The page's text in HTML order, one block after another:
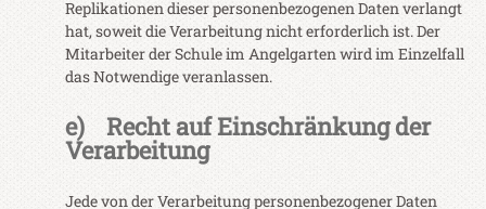
Replikationen dieser personenbezogenen Daten verlangt
hat, soweit die Verarbeitung nicht erforderlich ist. Der
Mitarbeiter der Schule im Angelgarten wird im Einzelfall
das Notwendige veranlassen.
e) Recht auf Einschränkung der
Verarbeitung
Jede von der Verarbeitung personenbezogener Daten